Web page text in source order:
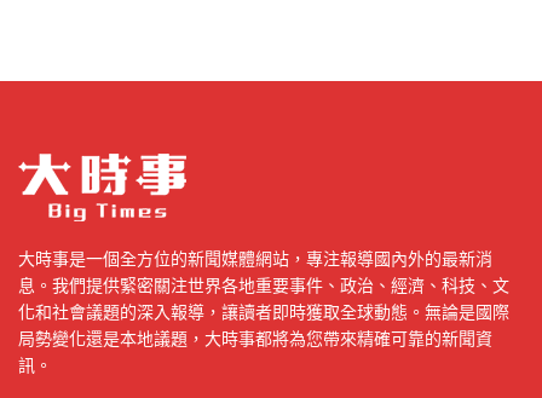
大時事是一個全方位的新聞媒體網站，專注報導國內外的最新消
息。我們提供緊密關注世界各地重要事件、政治、經濟、科技、文
化和社會議題的深入報導，讓讀者即時獲取全球動態。無論是國際
局勢變化還是本地議題，大時事都將為您帶來精確可靠的新聞資
訊。